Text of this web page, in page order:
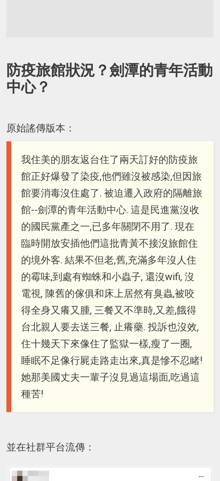
防疫旅館狀況？劍潭的青年活動
中心？
原始謠傳版本：
我住美的朋友返台住了兩天訂好的防疫旅
館正好爆發了染疫,他們雖沒被感染,但因旅
館要消毒沒住處了. 被迫遷入政府的隔離旅
館--劍潭的青年活動中心. 這是民進黨沒收
的國民黨產之一,已多年關閉不用了. 現在
臨時開放安插他們這批青黃不接沒旅館住
的境外客. 結果不但老,舊,充滿多年沒人住
的霉味,到處有蜘蛛和小蟲子, 還沒wifi, 沒
電視, 陳舊的傢俱和床上居然有臭蟲,被咬
得全身又癢又腫, 三餐又不準時,又差,餓得
台北親人要去送三餐, 止癢藥. 投訴也沒效,
住十幾天下來像住了監獄一樣,瘦了一圈,
睡眠不足像行屍走路走出來,真是慘不忍睹!
她那美國丈夫一輩子沒見過這場面,吃過這
種苦!
並在社群平台流傳：